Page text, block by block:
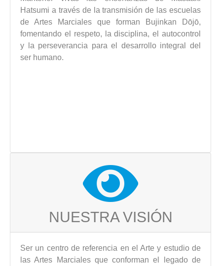
Hatsumi a través de la transmisión de las escuelas
de Artes Marciales que forman Bujinkan Dōjō,
fomentando el respeto, la disciplina, el autocontrol
y la perseverancia para el desarrollo integral del
ser humano.
NUESTRA VISIÓN
Ser un centro de referencia en el Arte y estudio de
las Artes Marciales que conforman el legado de